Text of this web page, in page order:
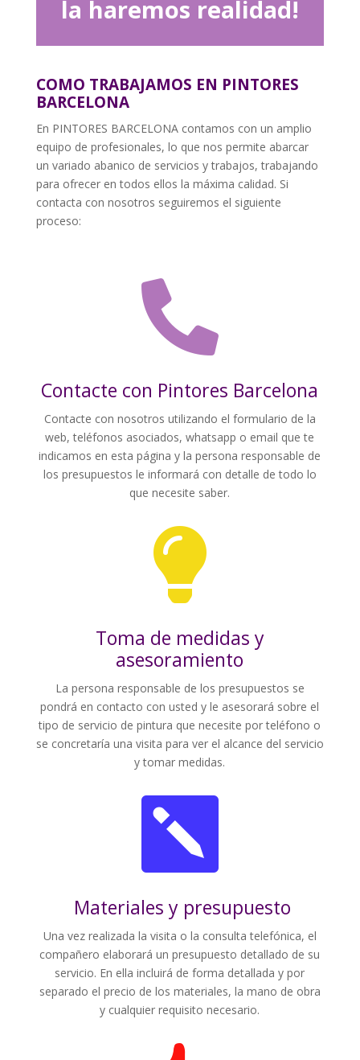
la haremos realidad!
COMO TRABAJAMOS EN PINTORES
BARCELONA
En PINTORES BARCELONA contamos con un amplio
equipo de profesionales, lo que nos permite abarcar
un variado abanico de servicios y trabajos, trabajando
para ofrecer en todos ellos la máxima calidad. Si
contacta con nosotros seguiremos el siguiente
proceso:

Contacte con Pintores Barcelona
Contacte con nosotros utilizando el formulario de la
web, teléfonos asociados, whatsapp o email que te
indicamos en esta página y la persona responsable de
los presupuestos le informará con detalle de todo lo
que necesite saber.

Toma de medidas y
asesoramiento
La persona responsable de los presupuestos se
pondrá en contacto con usted y le asesorará sobre el
tipo de servicio de pintura que necesite por teléfono o
se concretaría una visita para ver el alcance del servicio
y tomar medidas.

Materiales y presupuesto
Una vez realizada la visita o la consulta telefónica, el
compañero elaborará un presupuesto detallado de su
servicio. En ella incluirá de forma detallada y por
separado el precio de los materiales, la mano de obra
y cualquier requisito necesario.